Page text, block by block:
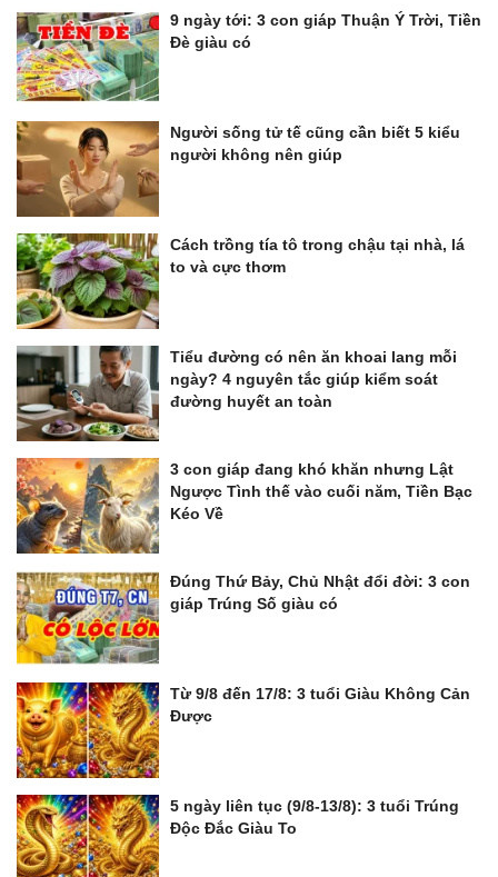
9 ngày tới: 3 con giáp Thuận Ý Trời, Tiền
Đè giàu có
Người sống tử tế cũng cần biết 5 kiểu
người không nên giúp
Cách trồng tía tô trong chậu tại nhà, lá
to và cực thơm
Tiểu đường có nên ăn khoai lang mỗi
ngày? 4 nguyên tắc giúp kiểm soát
đường huyết an toàn
3 con giáp đang khó khăn nhưng Lật
Ngược Tình thế vào cuối năm, Tiền Bạc
Kéo Về
Đúng Thứ Bảy, Chủ Nhật đổi đời: 3 con
giáp Trúng Số giàu có
Từ 9/8 đến 17/8: 3 tuổi Giàu Không Cản
Được
5 ngày liên tục (9/8-13/8): 3 tuổi Trúng
Độc Đắc Giàu To